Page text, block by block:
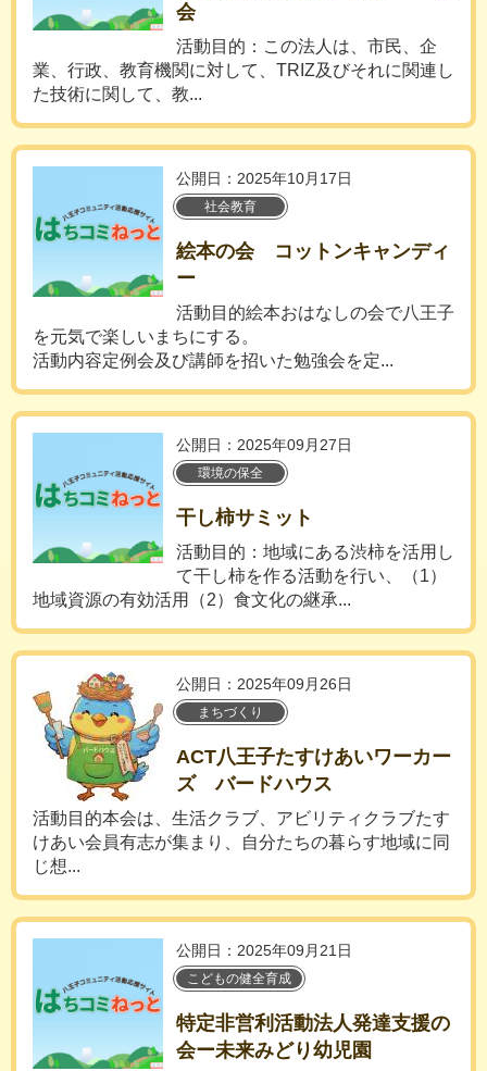
会
活動目的：この法人は、市民、企
業、行政、教育機関に対して、TRIZ及びそれに関連し
た技術に関して、教...
公開日：2025年10月17日
社会教育
絵本の会 コットンキャンディ
ー
活動目的絵本おはなしの会で八王子
を元気で楽しいまちにする。
活動内容定例会及び講師を招いた勉強会を定...
公開日：2025年09月27日
環境の保全
干し柿サミット
活動目的：地域にある渋柿を活用し
て干し柿を作る活動を行い、（1）
地域資源の有効活用（2）食文化の継承...
公開日：2025年09月26日
まちづくり
ACT八王子たすけあいワーカー
ズ バードハウス
活動目的本会は、生活クラブ、アビリティクラブたす
けあい会員有志が集まり、自分たちの暮らす地域に同
じ想...
公開日：2025年09月21日
こどもの健全育成
特定非営利活動法人発達支援の
会ー未来みどり幼児園